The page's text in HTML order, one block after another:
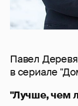
Павел
в сериале
"Лучше, чем